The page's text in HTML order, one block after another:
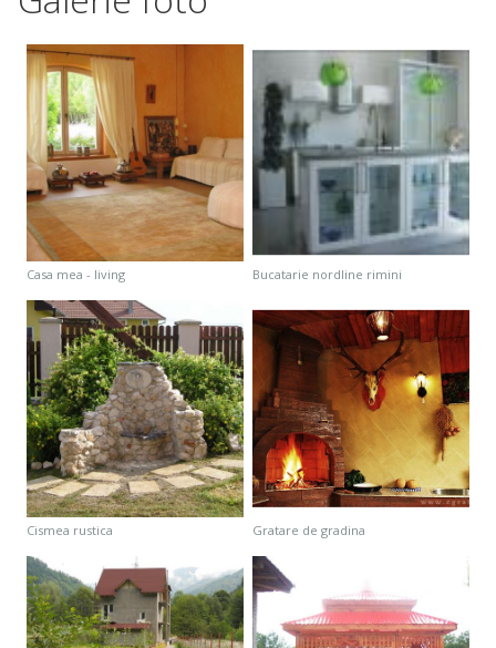
casa mea - living bucatarie nordline rimini
cismea rustica gratare de gradina